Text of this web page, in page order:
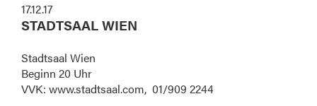
17.12.17
STADTSAAL WIEN
Stadtsaal Wien
Beginn 20 Uhr
VVK: www.stadtsaal.com, 01/909 2244